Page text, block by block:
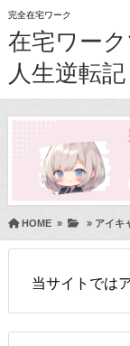
完全在宅ワーク
在宅ワー
人生逆転記
HOME» » アイキ
当サイトでは